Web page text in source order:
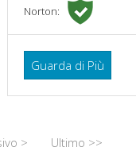
Norton:
Guarda di Più
> Ultimo >>